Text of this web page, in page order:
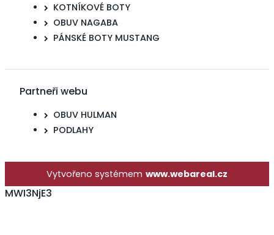
KOTNÍKOVÉ BOTY
OBUV NAGABA
PÁNSKÉ BOTY MUSTANG
Partneři webu
OBUV HULMAN
PODLAHY
Vytvořeno systémem www.webareal.cz
MWI3NjE3